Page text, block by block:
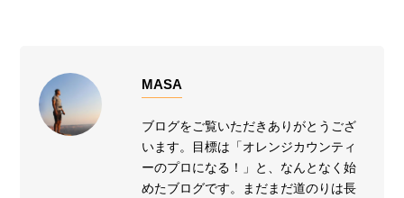
MASA
ブログをご覧いただきありがとうござ
います。目標は「オレンジカウンティ
ーのプロになる！」と、なんとなく始
めたブログです。まだまだ道のりは長